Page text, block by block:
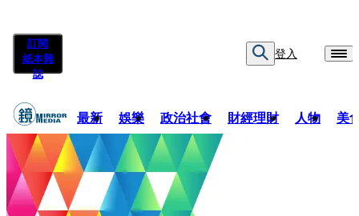
訂閱
紙本雜
誌
登入
最新 娛樂 政治社會 財經理財 人物 美